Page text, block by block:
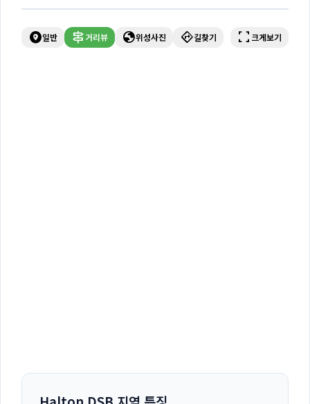
explore_nearby일반 signpost거리뷰 globe위성사진 directions길찾기 fullscreen 크게보기